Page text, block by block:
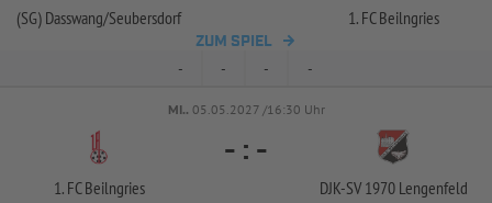
(SG) Dasswang/Seubersdorf 1. FC Beilngries
ZUM SPIEL
- - - -
MI.. 05.05.2027 /16:30 Uhr
1. FC Beilngries
- : -
DJK-SV 1970 Lengenfeld